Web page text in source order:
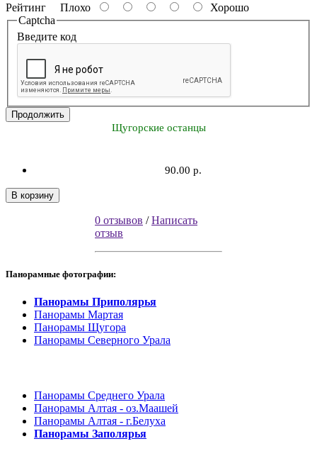
Рейтинг Плохо
Хорошо
Captcha
Введите код
Продолжить
Щугорские останцы
90.00 р.
В корзину
0 отзывов /Написать
отзыв
Панорамные фотографии:
Панорамы Приполярья
Панорамы Мартая
Панорамы Щугора
Панорамы Северного Урала
Панорамы Среднего Урала
Панорамы Алтая - оз.Маашей
Панорамы Алтая - г.Белуха
Панорамы Заполярья